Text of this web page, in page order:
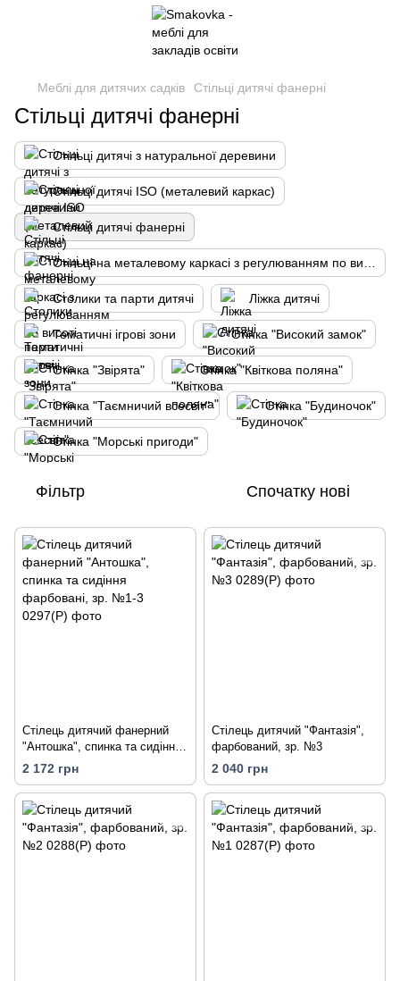
Меблі для дитячих садків Стільці дитячі фанерні
Стільці дитячі фанерні
Стільці дитячі з натуральної деревини
Стільці дитячі ISO (металевий каркас)
Стільці дитячі фанерні
Столики та парти дитячі Ліжка дитячі
Тематичні ігрові зони Стінка "Високий замок"
Стінка "Звірята" Стінка "Квіткова поляна"
Стінка "Таємничий всесвіт" Стінка "Будиночок"
Стінка "Морські пригоди"
Фільтр Спочатку нові
Стілець дитячий фанерний
"Антошка", спинка та сидіння
фарбовані, зр. №1-3
2 172 грн
Стілець дитячий "Фантазія",
фарбований, зр. №3
2 040 грн